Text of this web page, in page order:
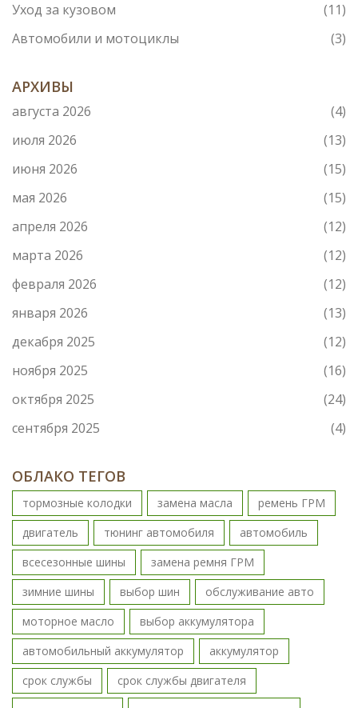
Уход за кузовом
(11)
Автомобили и мотоциклы
(3)
АРХИВЫ
августа 2026
(4)
июля 2026
(13)
июня 2026
(15)
мая 2026
(15)
апреля 2026
(12)
марта 2026
(12)
февраля 2026
(12)
января 2026
(13)
декабря 2025
(12)
ноября 2025
(16)
октября 2025
(24)
сентября 2025
(4)
ОБЛАКО ТЕГОВ
тормозные колодки замена масла
ремень ГРМ
двигатель
тюнинг автомобиля
автомобиль
всесезонные шины
замена ремня ГРМ
зимние шины
выбор шин
обслуживание авто
моторное масло
выбор аккумулятора
автомобильный аккумулятор
аккумулятор
срок службы
срок службы двигателя